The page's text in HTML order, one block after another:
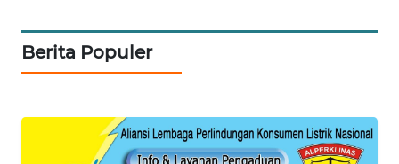
Berita Populer
FORJASIDA